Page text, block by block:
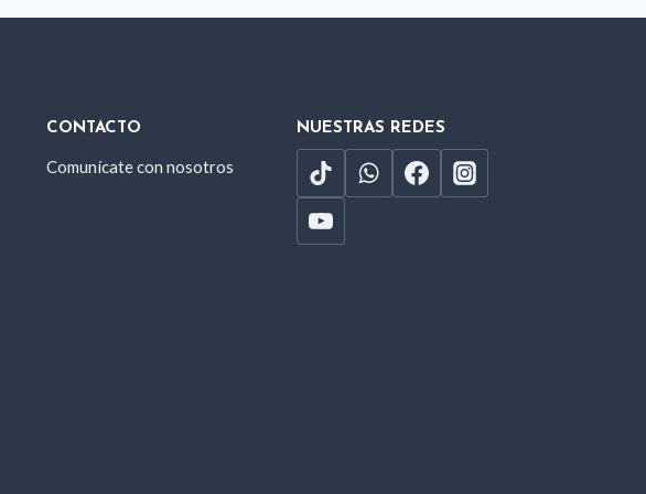
CONTACTO
Comunícate con nosotros
NUESTRAS REDES